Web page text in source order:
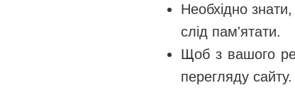
Необхідно
слід пам'ятати.
Щоб з вашого
перегляду